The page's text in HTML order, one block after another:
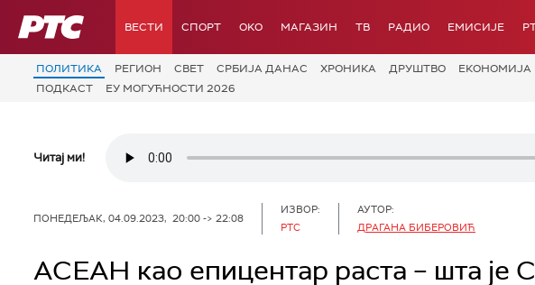
РТС ВЕСТИ СПОРТ OKO МАГАЗИН ТВ РАДИО ЕМИСИЈЕ
ПОЛИТИКА РЕГИОН СВЕТ СРБИЈА ДАНАС ХРОНИКА ДРУШТВО ЕКОНОМИЈА
ПОДКАСТ
ЕУ МОГУЋНОСТИ 2026
Читај ми!
ПОНЕДЕЉАК, 04.09.2023, 20:00 -> 22:08
ИЗВОР:
РТС
АУТОР:
ДРАГАНА БИБЕРОВИЋ
АСЕАН као епицентар раста – шта је